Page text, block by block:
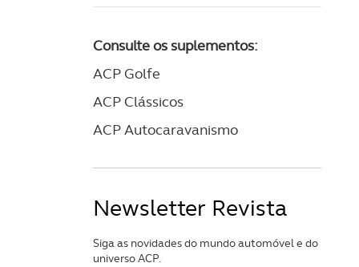
Consulte os suplementos:
ACP Golfe
ACP Clássicos
ACP Autocaravanismo
Newsletter Revista
Siga as novidades do mundo automóvel e do
universo ACP.